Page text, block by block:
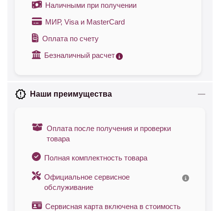
Наличными при получении
МИР, Visa и MasterCard
Оплата по счету
Безналичный расчет
Наши преимущества
Оплата после получения и проверки
товара
Полная комплектность товара
Официальное сервисное
обслуживание
Сервисная карта включена в стоимость